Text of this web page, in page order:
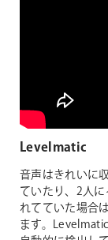
Levelmatic
音声はきれいに
ていたり、2人
れてていた場合
ます。